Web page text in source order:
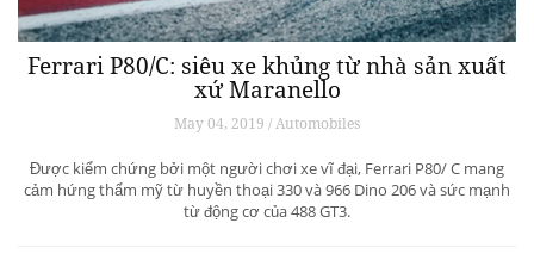
Ferrari P80/C: siêu xe khủng từ ​​nhà sản xuất
xứ Maranello
May 04, 2019 / Automobiles
Được kiểm chứng bởi một người chơi xe vĩ đại, Ferrari P80/ C mang
cảm hứng thẩm mỹ từ huyền thoại 330 và 966 Dino 206 và sức mạnh
từ động cơ của 488 GT3.